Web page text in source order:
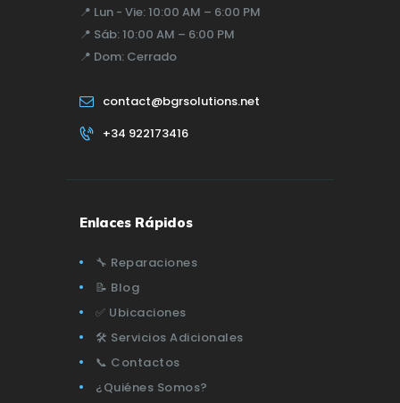
📍 Lun - Vie: 10:00 AM – 6:00 PM
📍 Sáb: 10:00 AM – 6:00 PM
📍 Dom: Cerrado
contact@bgrsolutions.net
+34 922173416
Enlaces Rápidos
🔧 Reparaciones
📝 Blog
✅ Ubicaciones
🛠️ Servicios Adicionales
📞 Contactos
¿Quiénes Somos?